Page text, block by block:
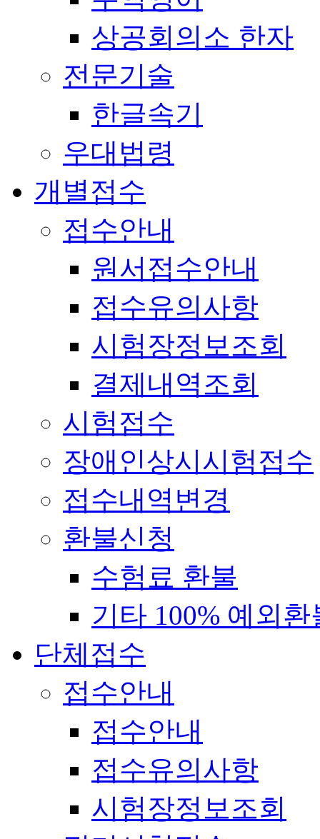
상공회의소 한자
전문기술
한글속기
우대법령
개별접수
접수안내
원서접수안내
접수유의사항
시험장정보조회
결제내역조회
시험접수
장애인상시시험접수
접수내역변경
환불신청
수험료 환불
기타 100% 예외환
단체접수
접수안내
접수안내
접수유의사항
시험장정보조회